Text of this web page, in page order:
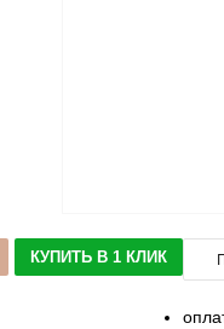
КУПИТЬ В 1 КЛИК